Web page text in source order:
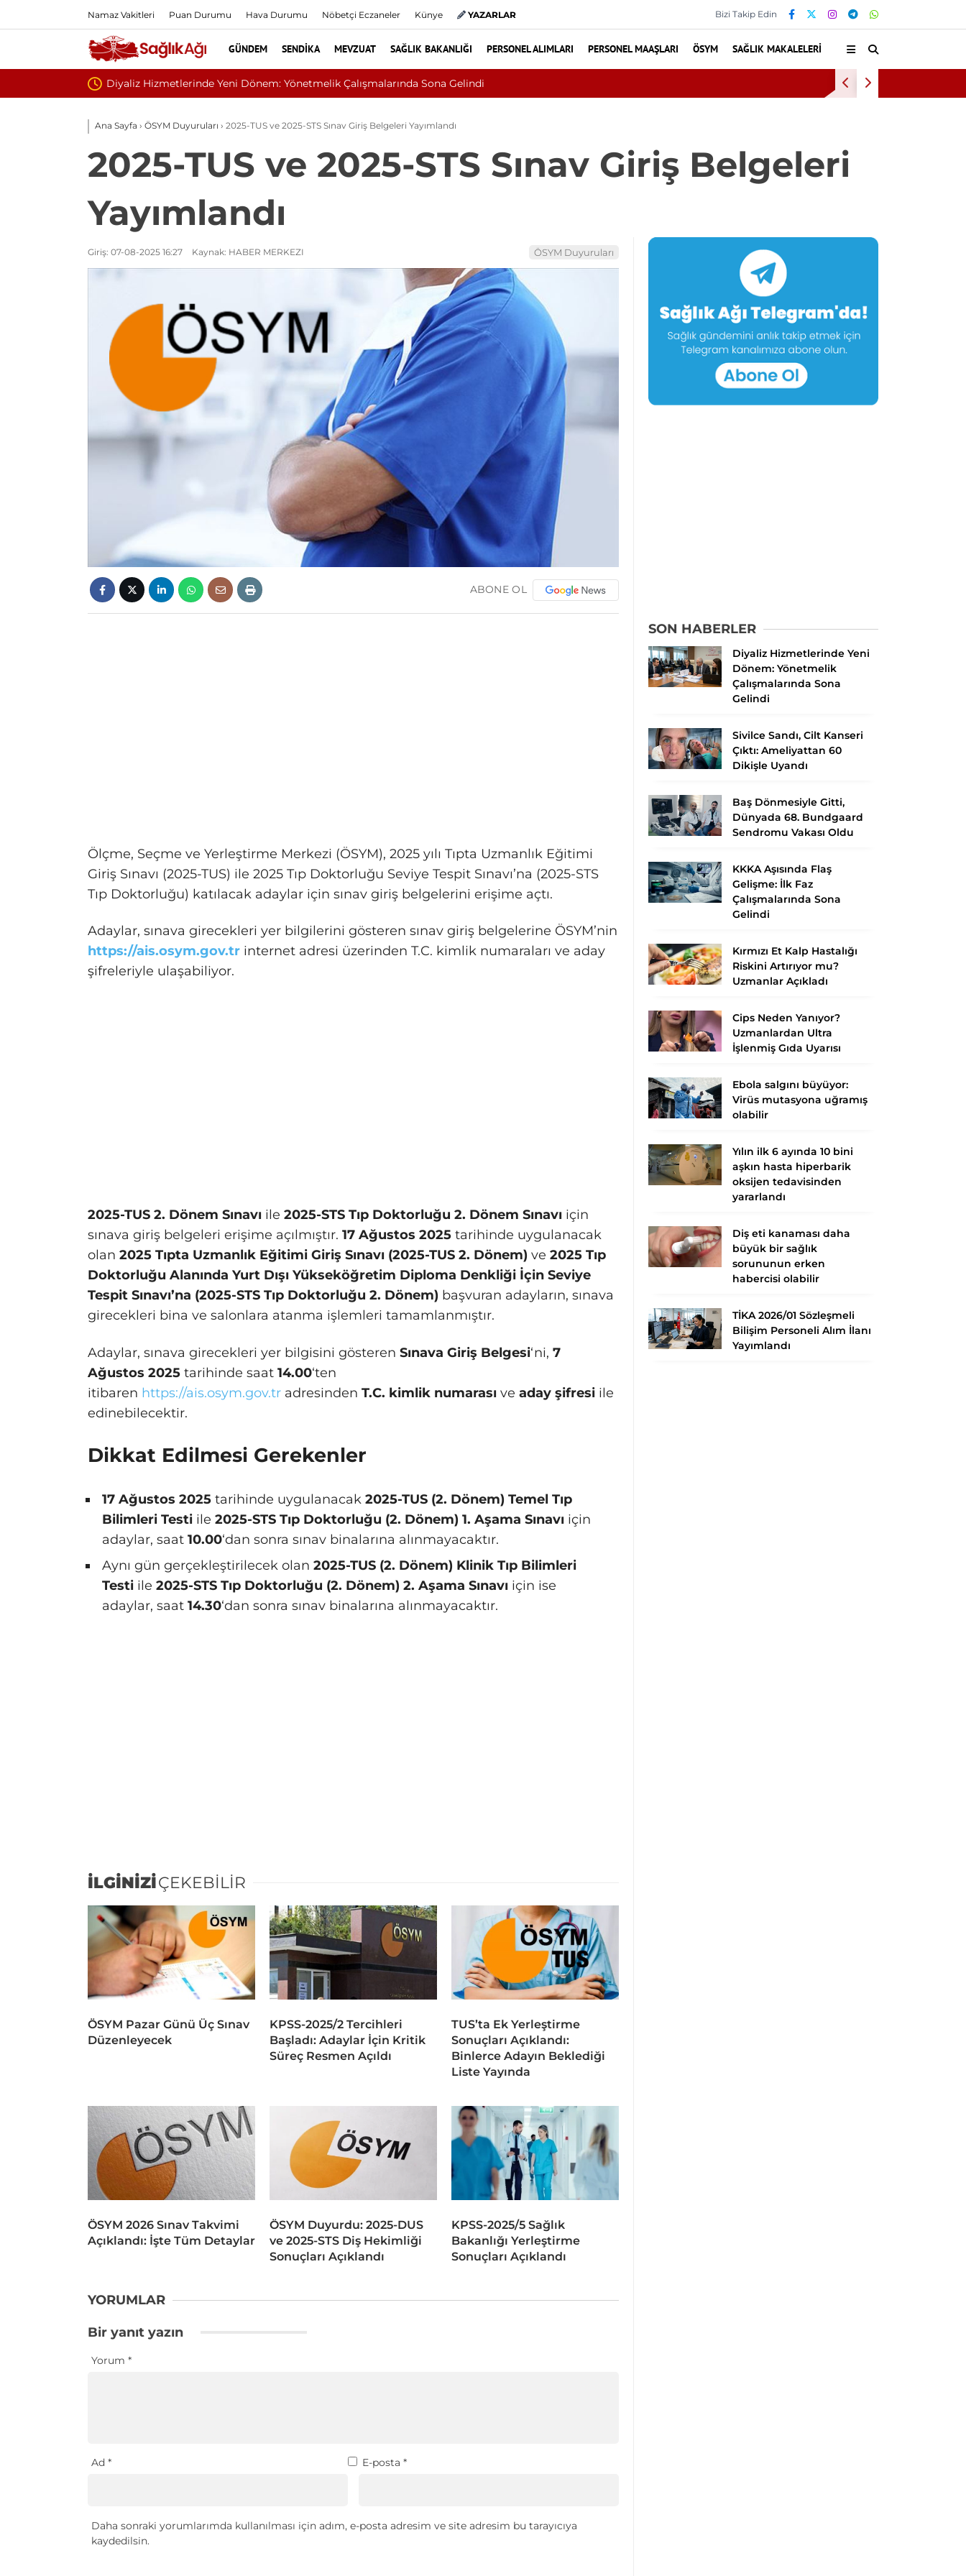
Namaz Vakitleri Puan Durumu Hava Durumu Nöbetçi Eczaneler Künye YAZARLAR Bizi Takip Edin
GÜNDEM SENDIKA MEVZUAT SAĞLIK BAKANLIĞI PERSONEL ALIMLARI PERSONEL MAAŞLARI ÖSYM SAĞLIK MAKALELERI
Sivilce Sandı, Cilt Kanseri Çıktı: Ameliyattan 60 Dikişle Uyandı
Ana Sayfa › ÖSYM Duyuruları › 2025-TUS ve 2025-STS Sınav Giriş Belgeleri Yayımlandı
2025-TUS ve 2025-STS Sınav Giriş Belgeleri
Yayımlandı
Giriş: 07-08-2025 16:27 Kaynak: HABER MERKEZI ÖSYM Duyuruları
ABONE OL
Ölçme, Seçme ve Yerleştirme Merkezi (ÖSYM), 2025 yılı Tıpta Uzmanlık Eğitimi
Giriş Sınavı (2025-TUS) ile 2025 Tıp Doktorluğu Seviye Tespit Sınavı’na (2025-STS
Tıp Doktorluğu) katılacak adaylar için sınav giriş belgelerini erişime açtı.
Adaylar, sınava girecekleri yer bilgilerini gösteren sınav giriş belgelerine ÖSYM’nin
https://ais.osym.gov.tr internet adresi üzerinden T.C. kimlik numaraları ve aday
şifreleriyle ulaşabiliyor.
2025-TUS 2. Dönem Sınavı ile 2025-STS Tıp Doktorluğu 2. Dönem Sınavı için
sınava giriş belgeleri erişime açılmıştır. 17 Ağustos 2025 tarihinde uygulanacak
olan 2025 Tıpta Uzmanlık Eğitimi Giriş Sınavı (2025-TUS 2. Dönem) ve 2025 Tıp
Doktorluğu Alanında Yurt Dışı Yükseköğretim Diploma Denkliği İçin Seviye
Tespit Sınavı’na (2025-STS Tıp Doktorluğu 2. Dönem) başvuran adayların, sınava
girecekleri bina ve salonlara atanma işlemleri tamamlanmıştır.
Adaylar, sınava girecekleri yer bilgisini gösteren Sınava Giriş Belgesi‘ni, 7
Ağustos 2025 tarihinde saat 14.00‘ten
itibaren https://ais.osym.gov.tr adresinden T.C. kimlik numarası ve aday şifresi ile
edinebilecektir.
Dikkat Edilmesi Gerekenler
17 Ağustos 2025 tarihinde uygulanacak 2025-TUS (2. Dönem) Temel Tıp
Bilimleri Testi ile 2025-STS Tıp Doktorluğu (2. Dönem) 1. Aşama Sınavı için
adaylar, saat 10.00‘dan sonra sınav binalarına alınmayacaktır.
Aynı gün gerçekleştirilecek olan 2025-TUS (2. Dönem) Klinik Tıp Bilimleri
Testi ile 2025-STS Tıp Doktorluğu (2. Dönem) 2. Aşama Sınavı için ise
adaylar, saat 14.30‘dan sonra sınav binalarına alınmayacaktır.
İLGİNİZİÇEKEBİLİR
ÖSYM Pazar Günü Üç Sınav
Düzenleyecek
KPSS-2025/2 Tercihleri
Başladı: Adaylar İçin Kritik
Süreç Resmen Açıldı
TUS’ta Ek Yerleştirme
Sonuçları Açıklandı:
Binlerce Adayın Beklediği
Liste Yayında
ÖSYM 2026 Sınav Takvimi
Açıklandı: İşte Tüm Detaylar
ÖSYM Duyurdu: 2025-DUS
ve 2025-STS Diş Hekimliği
Sonuçları Açıklandı
KPSS-2025/5 Sağlık
Bakanlığı Yerleştirme
Sonuçları Açıklandı
YORUMLAR
Bir yanıt yazın
Yorum *
Ad * E-posta *
Daha sonraki yorumlarımda kullanılması için adım, e-posta adresim ve site adresim bu tarayıcıya
kaydedilsin.
SON HABERLER
Diyaliz Hizmetlerinde Yeni
Dönem: Yönetmelik
Çalışmalarında Sona
Gelindi
Sivilce Sandı, Cilt Kanseri
Çıktı: Ameliyattan 60
Dikişle Uyandı
Baş Dönmesiyle Gitti,
Dünyada 68. Bundgaard
Sendromu Vakası Oldu
KKKA Aşısında Flaş
Gelişme: İlk Faz
Çalışmalarında Sona
Gelindi
Kırmızı Et Kalp Hastalığı
Riskini Artırıyor mu?
Uzmanlar Açıkladı
Cips Neden Yanıyor?
Uzmanlardan Ultra
İşlenmiş Gıda Uyarısı
Ebola salgını büyüyor:
Virüs mutasyona uğramış
olabilir
Yılın ilk 6 ayında 10 bini
aşkın hasta hiperbarik
oksijen tedavisinden
yararlandı
Diş eti kanaması daha
büyük bir sağlık
sorununun erken
habercisi olabilir
TİKA 2026/01 Sözleşmeli
Bilişim Personeli Alım İlanı
Yayımlandı